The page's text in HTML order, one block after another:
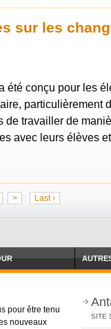
sur les
été conçu pour les
particulièrement
de travailler de
avec leurs élèves
> Last ›
pour être tenu
nouveaux
SITE